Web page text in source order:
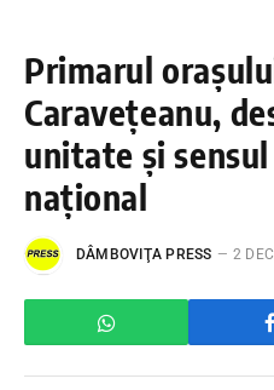
Primarul
Caravețeanu,
unitate și
național
DÂMBOVIŢA PRESS 2